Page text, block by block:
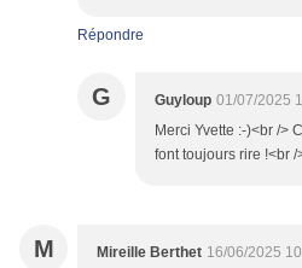
Répondre
G Guyloup 01/07/2025
Merci Yvette :-)<br />
font toujours rire !<br
M Mireille Berthet 16/06/2025